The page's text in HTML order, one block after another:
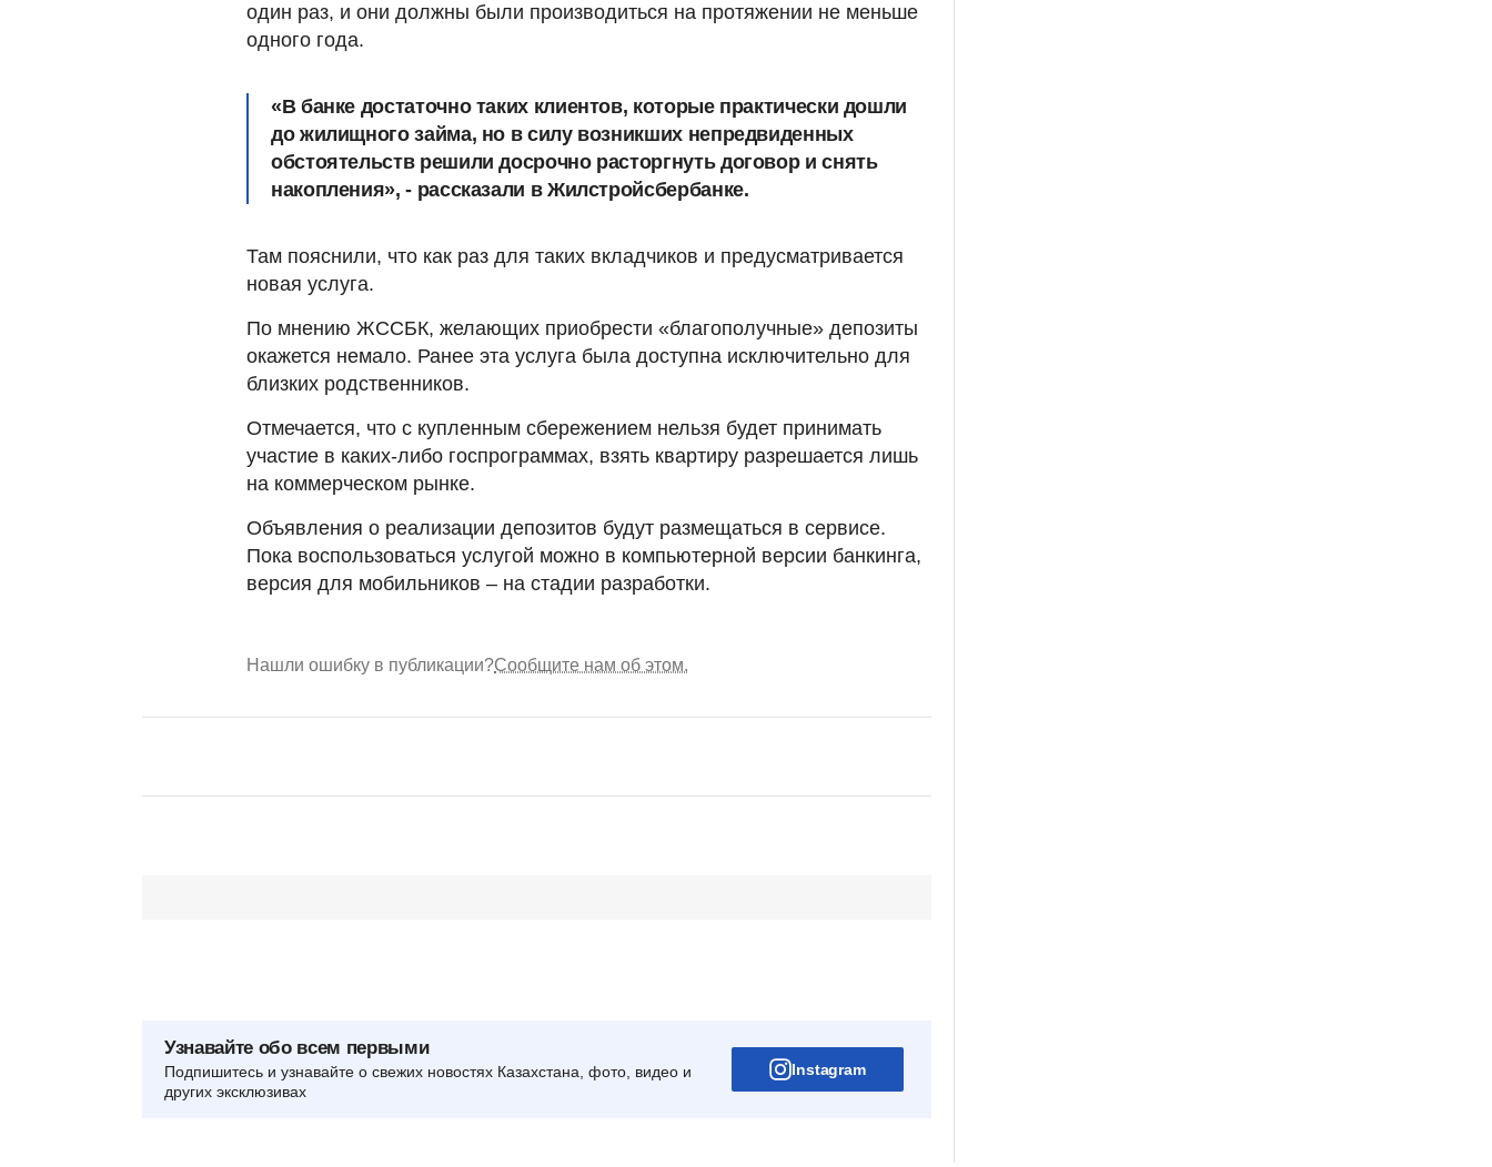
один раз, и они должны были производиться на протяжении не меньше
одного года.
«В банке достаточно таких клиентов, которые практически дошли
до жилищного займа, но в силу возникших непредвиденных
обстоятельств решили досрочно расторгнуть договор и снять
накопления», - рассказали в Жилстройсбербанке.
Там пояснили, что как раз для таких вкладчиков и предусматривается
новая услуга.
По мнению ЖССБК, желающих приобрести «благополучные» депозиты
окажется немало. Ранее эта услуга была доступна исключительно для
близких родственников.
Отмечается, что с купленным сбережением нельзя будет принимать
участие в каких-либо госпрограммах, взять квартиру разрешается лишь
на коммерческом рынке.
Объявления о реализации депозитов будут размещаться в сервисе.
Пока воспользоваться услугой можно в компьютерной версии банкинга,
версия для мобильников – на стадии разработки.
Нашли ошибку в публикации?Сообщите нам об этом.
Узнавайте обо всем первыми
Подпишитесь и узнавайте о свежих новостях Казахстана, фото, видео и
других эксклюзивах
Instagram